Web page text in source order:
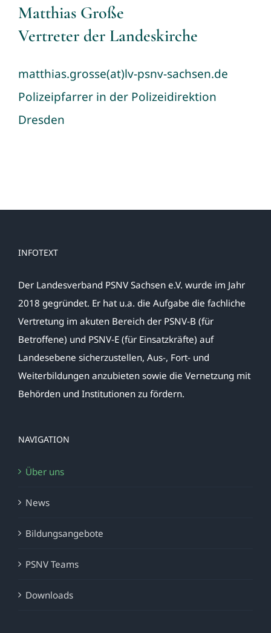
Matthias Große
Vertreter der Landeskirche
matthias.grosse(at)lv-psnv-sachsen.de
Polizeipfarrer in der Polizeidirektion
Dresden
INFOTEXT
Der Landesverband PSNV Sachsen e.V. wurde im Jahr
2018 gegründet. Er hat u.a. die Aufgabe die fachliche
Vertretung im akuten Bereich der PSNV-B (für
Betroffene) und PSNV-E (für Einsatzkräfte) auf
Landesebene sicherzustellen, Aus-, Fort- und
Weiterbildungen anzubieten sowie die Vernetzung mit
Behörden und Institutionen zu fördern.
NAVIGATION
Über uns
News
Bildungsangebote
PSNV Teams
Downloads